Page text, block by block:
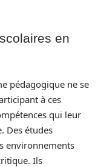
en
pédagogique ne se
à ces
qui leur
Des études
environnements
Ils